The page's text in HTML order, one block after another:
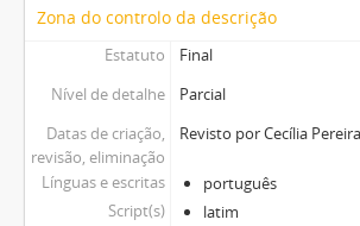
Zona do controlo da descrição
Estatuto
Final
Nível de detalhe
Parcial
Datas de criação,
revisão, eliminação
Revisto por Cecília
Línguas e escritas
português
Script(s)
latim